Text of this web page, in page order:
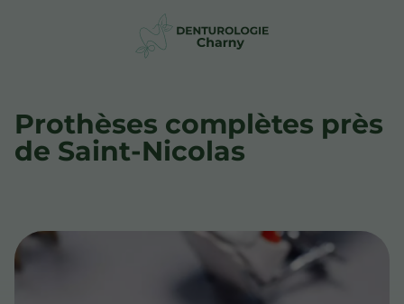
Prothèses complètes près
de Saint-Nicolas